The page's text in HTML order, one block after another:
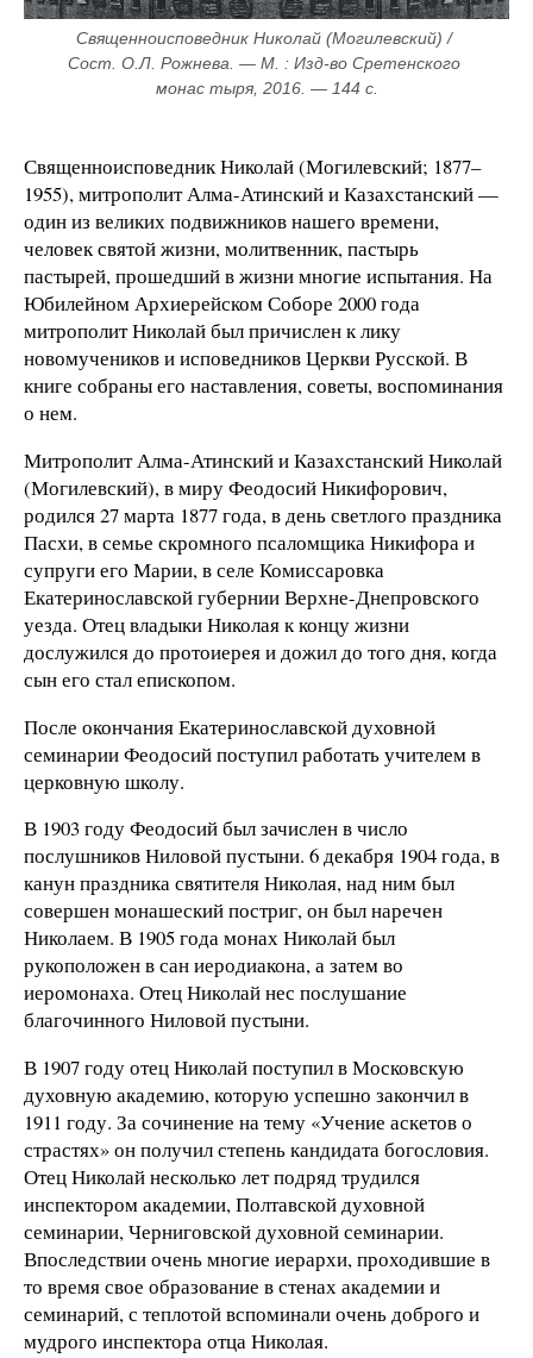
Священноисповедник Николай (Могилевский) /
Cост. О.Л. Рожнева. — М. : Изд-во Сретенского
монас тыря, 2016. — 144 с.
Священноисповедник Николай (Могилевский; 1877–
1955), митрополит Алма-Атинский и Казахстанский —
один из великих подвижников нашего времени,
человек святой жизни, молитвенник, пастырь
пастырей, прошедший в жизни многие испытания. На
Юбилейном Архиерейском Соборе 2000 года
митрополит Николай был причислен к лику
новомучеников и исповедников Церкви Русской. В
книге собраны его наставления, советы, воспоминания
о нем.
Митрополит Алма-Атинский и Казахстанский Николай
(Могилевский), в миру Феодосий Никифорович,
родился 27 марта 1877 года, в день светлого праздника
Пасхи, в семье скромного псаломщика Никифора и
супруги его Марии, в селе Комиссаровка
Екатеринославской губернии Верхне-Днепровского
уезда. Отец владыки Николая к концу жизни
дослужился до протоиерея и дожил до того дня, когда
сын его стал епископом.
После окончания Екатеринославской духовной
семинарии Феодосий поступил работать учителем в
церковную школу.
В 1903 году Феодосий был зачислен в число
послушников Ниловой пустыни. 6 декабря 1904 года, в
канун праздника святителя Николая, над ним был
совершен монашеский постриг, он был наречен
Николаем. В 1905 года монах Николай был
рукоположен в сан иеродиакона, а затем во
иеромонаха. Отец Николай нес послушание
благочинного Ниловой пустыни.
В 1907 году отец Николай поступил в Московскую
духовную академию, которую успешно закончил в
1911 году. За сочинение на тему «Учение аскетов о
страстях» он получил степень кандидата богословия.
Отец Николай несколько лет подряд трудился
инспектором академии, Полтавской духовной
семинарии, Черниговской духовной семинарии.
Впоследствии очень многие иерархи, проходившие в
то время свое образование в стенах академии и
семинарий, с теплотой вспоминали очень доброго и
мудрого инспектора отца Николая.